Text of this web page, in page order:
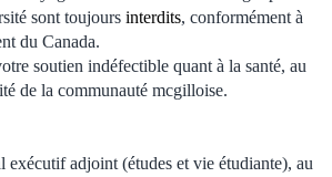
sont toujours interdits, conformément à
du Canada.
soutien indéfectible quant à la santé, au
de la communauté mcgilloise.
exécutif adjoint (études et vie étudiante), au